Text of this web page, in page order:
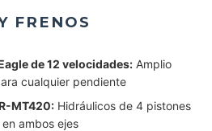
FRENOS
de 12 velocidades: Amplio
cualquier pendiente
MT420: Hidráulicos de 4 pistones
ambos ejes